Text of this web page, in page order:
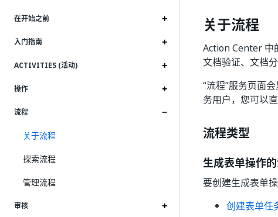
在开始之前
入门指南
ACTIVITIES (活动)
操作
流程
关于流程
探索流程
管理流程
审核
关于流程
Action Center 中
文档验证、文档
“流程”服务页面
务用户，您可以
流程类型
生成表单操作
要创建生成表单
创建表单任